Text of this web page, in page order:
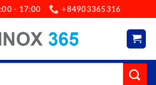
- 17:00 +84903365316